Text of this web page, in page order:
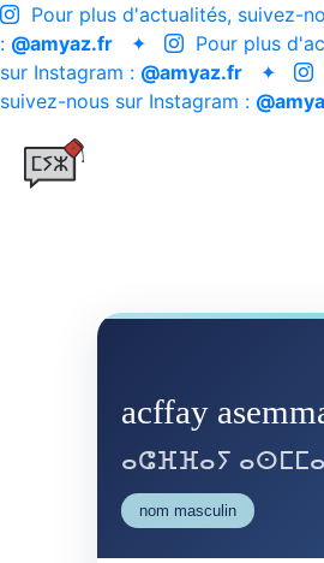
Pour plus d'actualités, suivez-
: @amyaz.fr ✦
Pour plus
sur Instagram : @amyaz.fr ✦
suivez-nous sur Instagram :
acffay
ⴰⵛⴼⴼⴰⵢ
nom masculin